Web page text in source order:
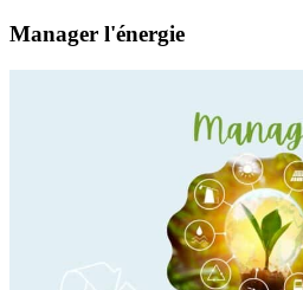
Manager l'énergie